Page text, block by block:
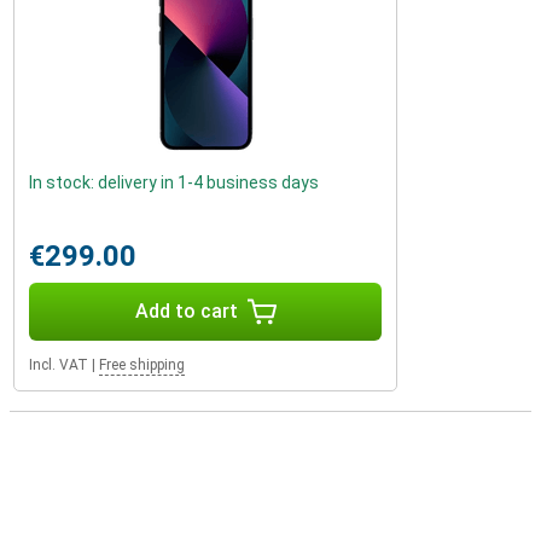
In stock: delivery in 1-4 business days
€299.00
Add to cart
Incl. VAT Free shipping